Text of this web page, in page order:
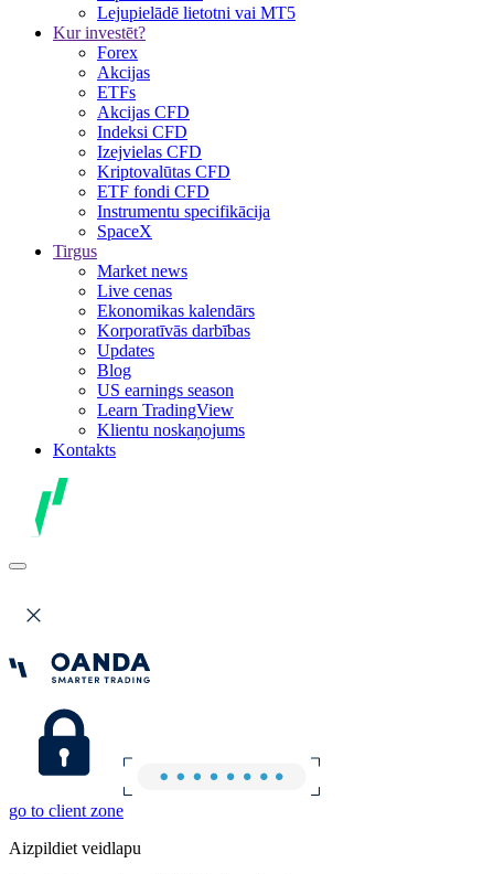
Lejupielādē lietotni vai MT5
Kur investēt?
Forex
Akcijas
ETFs
Akcijas CFD
Indeksi CFD
Izejvielas CFD
Kriptovalūtas CFD
ETF fondi CFD
Instrumentu specifikācija
SpaceX
Tirgus
Market news
Live cenas
Ekonomikas kalendārs
Korporatīvās darbības
Updates
Blog
US earnings season
Learn TradingView
Klientu noskaņojums
Kontakts
go to client zone
Aizpildiet veidlapu